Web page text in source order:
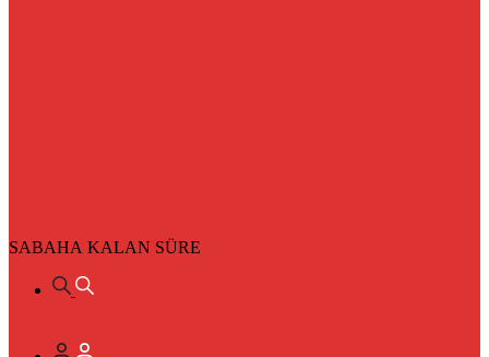
SABAHA KALAN SÜRE